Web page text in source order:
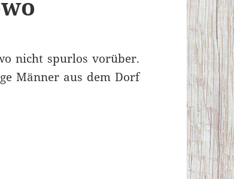
nicht spurlos vorüber.
Männer aus dem Dorf